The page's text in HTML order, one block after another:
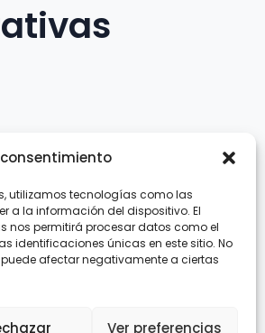
utilizamos tecnologías como las
a la información del dispositivo. El
nos permitirá procesar datos como el
identificaciones únicas en este sitio. No
afectar negativamente a ciertas
Ver preferencias